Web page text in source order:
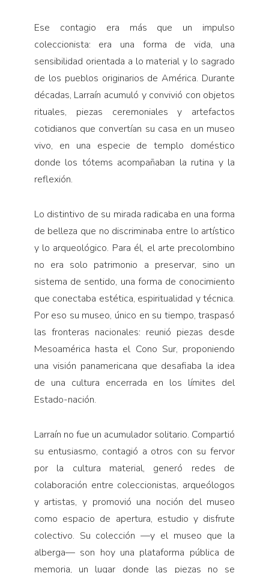
Ese contagio era más que un impulso
coleccionista: era una forma de vida, una
sensibilidad orientada a lo material y lo sagrado
de los pueblos originarios de América. Durante
décadas, Larraín acumuló y convivió con objetos
rituales, piezas ceremoniales y artefactos
cotidianos que convertían su casa en un museo
vivo, en una especie de templo doméstico
donde los tótems acompañaban la rutina y la
reflexión.
Lo distintivo de su mirada radicaba en una forma
de belleza que no discriminaba entre lo artístico
y lo arqueológico. Para él, el arte precolombino
no era solo patrimonio a preservar, sino un
sistema de sentido, una forma de conocimiento
que conectaba estética, espiritualidad y técnica.
Por eso su museo, único en su tiempo, traspasó
las fronteras nacionales: reunió piezas desde
Mesoamérica hasta el Cono Sur, proponiendo
una visión panamericana que desafiaba la idea
de una cultura encerrada en los límites del
Estado-nación.
Larraín no fue un acumulador solitario. Compartió
su entusiasmo, contagió a otros con su fervor
por la cultura material, generó redes de
colaboración entre coleccionistas, arqueólogos
y artistas, y promovió una noción del museo
como espacio de apertura, estudio y disfrute
colectivo. Su colección —y el museo que la
alberga— son hoy una plataforma pública de
memoria, un lugar donde las piezas no se